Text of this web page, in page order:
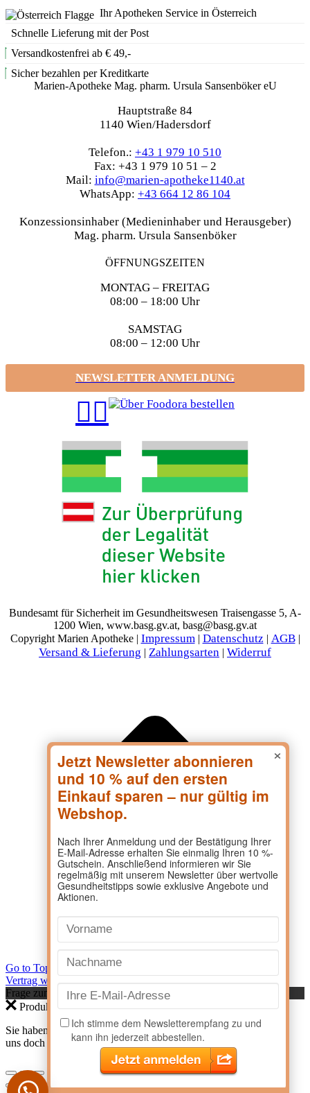
Ihr Apotheken Service in Österreich
Schnelle Lieferung mit der Post
Versandkostenfrei ab € 49,-
Sicher bezahlen per Kreditkarte
Marien-Apotheke Mag. pharm. Ursula Sansenböker eU
Hauptstraße 84
1140 Wien/Hadersdorf
Telefon.: +43 1 979 10 510
Fax: +43 1 979 10 51 – 2
Mail: info@marien-apotheke1140.at
WhatsApp: +43 664 12 86 104
Konzessionsinhaber (Medieninhaber und Herausgeber)
Mag. pharm. Ursula Sansenböker
ÖFFNUNGSZEITEN
MONTAG – FREITAG
08:00 – 18:00 Uhr
SAMSTAG
08:00 – 12:00 Uhr
NEWSLETTER ANMELDUNG
Bundesamt für Sicherheit im Gesundheitswesen Traisengasse 5, A-
1200 Wien, www.basg.gv.at, basg@basg.gv.at
Copyright Marien Apotheke | Impressum| Datenschutz | AGB|
Versand & Lieferung | Zahlungsarten | Widerruf
Go to Top
Vertrag widerrufen
Frage zum Produkt?
Produktanfrage
Sie haben eine Frage zu einem Produkt? Dann kontaktieren Sie
uns doch direkt hier.
×